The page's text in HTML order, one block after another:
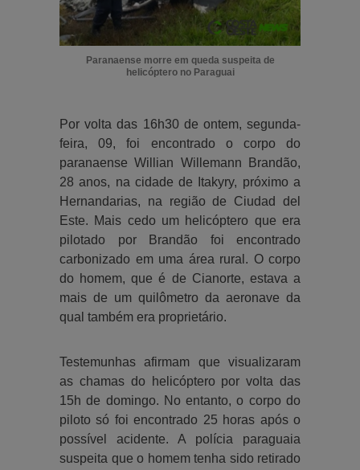
Paranaense morre em queda suspeita de
helicóptero no Paraguai
Por volta das 16h30 de ontem, segunda-
feira, 09, foi encontrado o corpo do
paranaense Willian Willemann Brandão,
28 anos, na cidade de Itakyry, próximo a
Hernandarias, na região de Ciudad del
Este. Mais cedo um helicóptero que era
pilotado por Brandão foi encontrado
carbonizado em uma área rural. O corpo
do homem, que é de Cianorte, estava a
mais de um quilômetro da aeronave da
qual também era proprietário.
Testemunhas afirmam que visualizaram
as chamas do helicóptero por volta das
15h de domingo. No entanto, o corpo do
piloto só foi encontrado 25 horas após o
possível acidente. A polícia paraguaia
suspeita que o homem tenha sido retirado